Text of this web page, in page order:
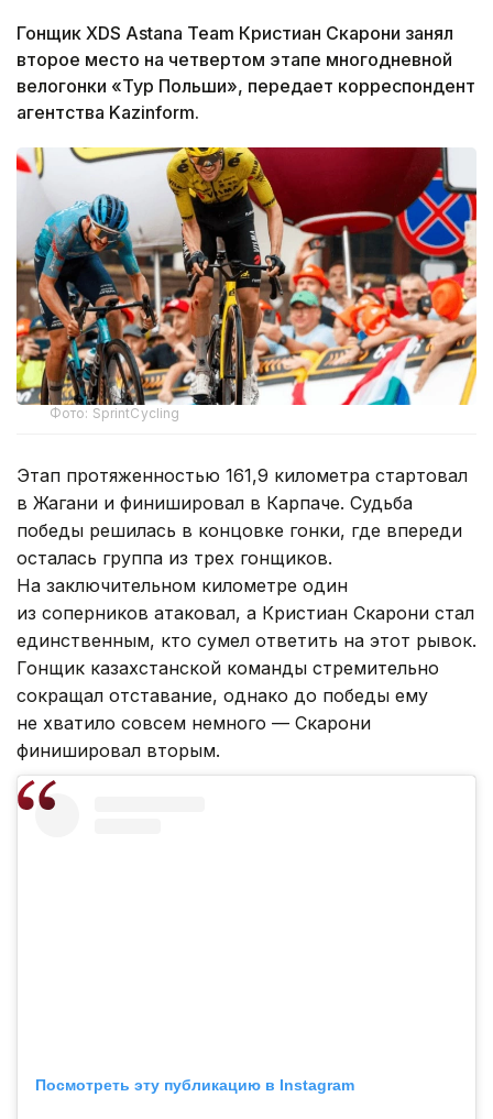
Гонщик XDS Astana Team Кристиан Скарони занял
второе место на четвертом этапе многодневной
велогонки «Тур Польши», передает корреспондент
агентства Kazinform.
Фото: SprintCycling
Этап протяженностью 161,9 километра стартовал
в Жагани и финишировал в Карпаче. Судьба
победы решилась в концовке гонки, где впереди
осталась группа из трех гонщиков.
На заключительном километре один
из соперников атаковал, а Кристиан Скарони стал
единственным, кто сумел ответить на этот рывок.
Гонщик казахстанской команды стремительно
сокращал отставание, однако до победы ему
не хватило совсем немного — Скарони
финишировал вторым.
Посмотреть эту публикацию в Instagram